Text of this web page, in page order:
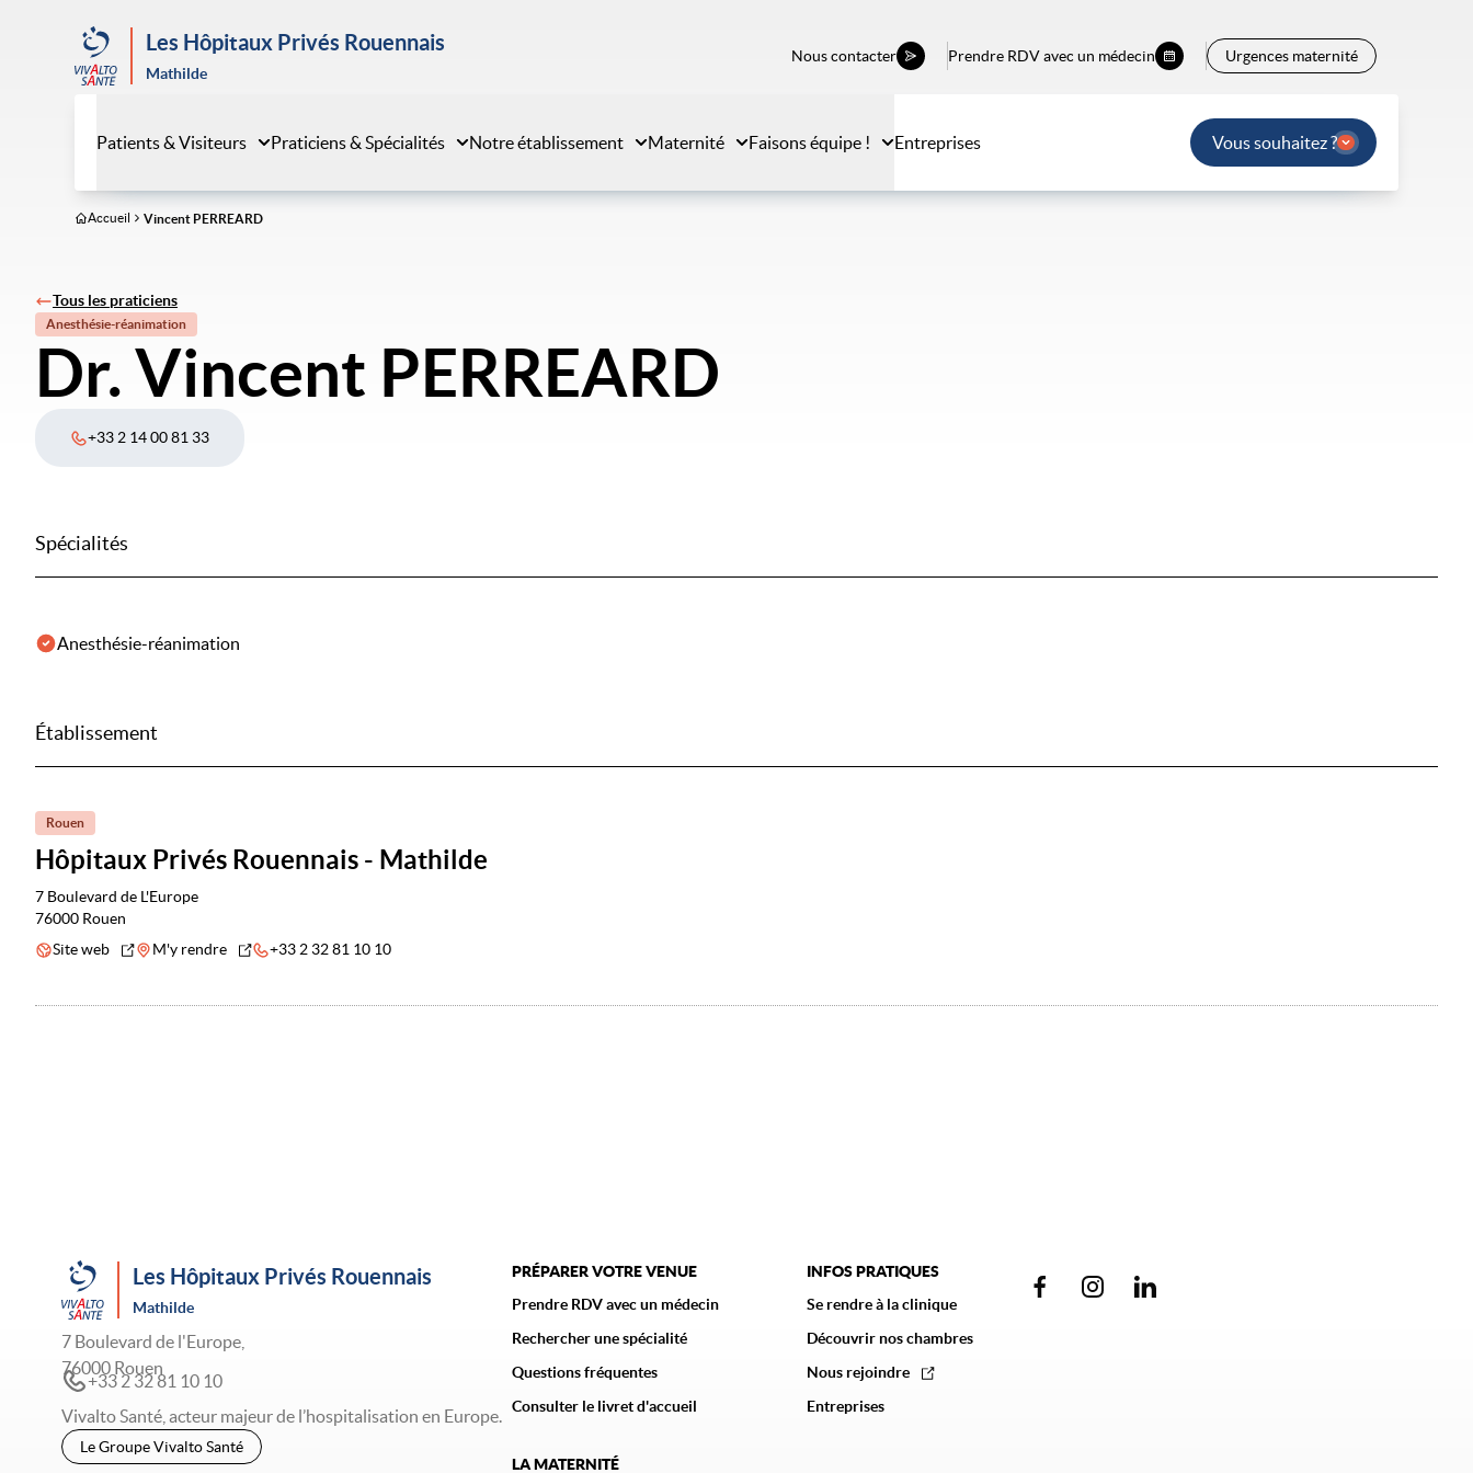
Les Hôpitaux Privés Rouennais
Mathilde
Nous contacter Prendre RDV avec un médecin Urgences maternité
Patients & Visiteurs Praticiens & Spécialités Notre établissement Maternité Faisons équipe ! Entreprises Vous souhaitez ?
Accueil Vincent PERREARD
Tous les praticiens
Anesthésie-réanimation
Dr. Vincent PERREARD
+33 2 14 00 81 33
Spécialités
Anesthésie-réanimation
Établissement
Rouen
Hôpitaux Privés Rouennais - Mathilde
7 Boulevard de L'Europe
76000 Rouen
Site web
M'y rendre +33 2 32 81 10 10
Les Hôpitaux Privés Rouennais
Mathilde
7 Boulevard de l'Europe,
76000 Rouen
+33 2 32 81 10 10
Vivalto Santé, acteur majeur de l’hospitalisation en Europe.
Le Groupe Vivalto Santé
PRÉPARER VOTRE VENUE
Prendre RDV avec un médecin
Rechercher une spécialité
Questions fréquentes
Consulter le livret d'accueil
INFOS PRATIQUES
Se rendre à la clinique
Découvrir nos chambres
Nous rejoindre
Entreprises
LA MATERNITÉ